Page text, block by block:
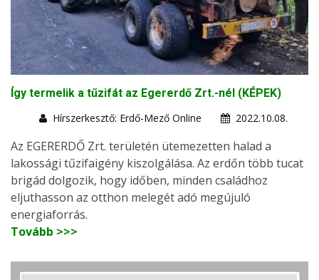
Így termelik a tűzifát az Egererdő Zrt.-nél (KÉPEK)
Hírszerkesztő: Erdő-Mező Online
2022.10.08.
Az EGERERDŐ Zrt. területén ütemezetten halad a
lakossági tűzifaigény kiszolgálása. Az erdőn több tucat
brigád dolgozik, hogy időben, minden családhoz
eljuthasson az otthon melegét adó megújuló
energiaforrás.
Tovább >>>